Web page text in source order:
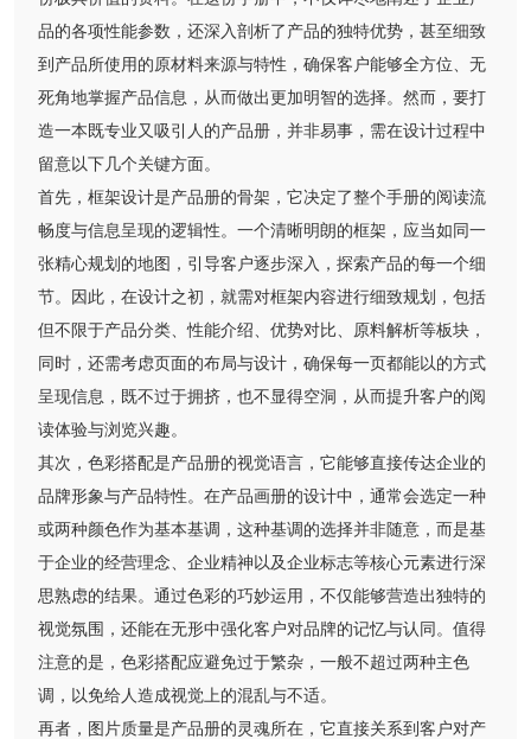
品的各项性能参数，还深入剖析了产品的独特优势，甚至细致
到产品所使用的原材料来源与特性，确保客户能够全方位、无
死角地掌握产品信息，从而做出更加明智的选择。然而，要打
造一本既专业又吸引人的产品册，并非易事，需在设计过程中
留意以下几个关键方面。
首先，框架设计是产品册的骨架，它决定了整个手册的阅读流
畅度与信息呈现的逻辑性。一个清晰明朗的框架，应当如同一
张精心规划的地图，引导客户逐步深入，探索产品的每一个细
节。因此，在设计之初，就需对框架内容进行细致规划，包括
但不限于产品分类、性能介绍、优势对比、原料解析等板块，
同时，还需考虑页面的布局与设计，确保每一页都能以的方式
呈现信息，既不过于拥挤，也不显得空洞，从而提升客户的阅
读体验与浏览兴趣。
其次，色彩搭配是产品册的视觉语言，它能够直接传达企业的
品牌形象与产品特性。在产品画册的设计中，通常会选定一种
或两种颜色作为基本基调，这种基调的选择并非随意，而是基
于企业的经营理念、企业精神以及企业标志等核心元素进行深
思熟虑的结果。通过色彩的巧妙运用，不仅能够营造出独特的
视觉氛围，还能在无形中强化客户对品牌的记忆与认同。值得
注意的是，色彩搭配应避免过于繁杂，一般不超过两种主色
调，以免给人造成视觉上的混乱与不适。
再者，图片质量是产品册的灵魂所在，它直接关系到客户对产